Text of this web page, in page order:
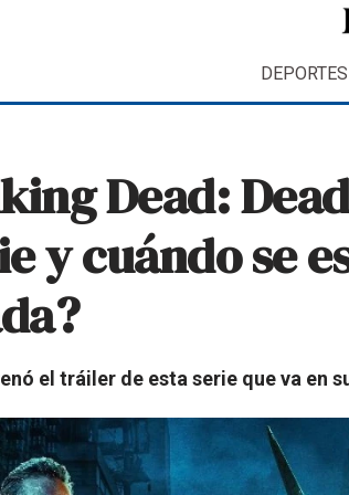
DEPORTES
Dead:
y cuándo se
el tráiler de esta serie que va en